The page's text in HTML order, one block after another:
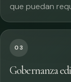
que puedan
03
Gobernanza